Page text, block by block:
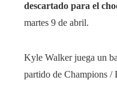
descartado para el
martes 9 de abril.
Kyle Walker juega un
partido de Champions /